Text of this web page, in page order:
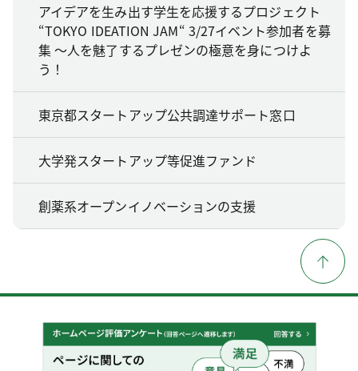
アイデアを生み出す学生を応援するプロジェクト
“TOKYO IDEATION JAM“ 3/27イベント参加者を募
集 ～人を魅了するプレゼンの極意を身につけよ
う！
東京都スタートアップ公共調達サポート窓口
大学発スタートアップ等促進ファンド
創薬系オープンイノベーションの支援